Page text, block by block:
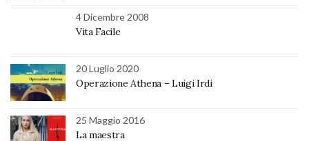
4 Dicembre 2008
Vita Facile
20 Luglio 2020
Operazione Athena – Luigi Irdi
25 Maggio 2016
La maestra